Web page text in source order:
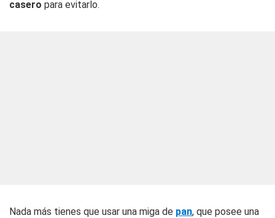
casero para evitarlo.
Nada más tienes que usar una miga de pan, que posee una